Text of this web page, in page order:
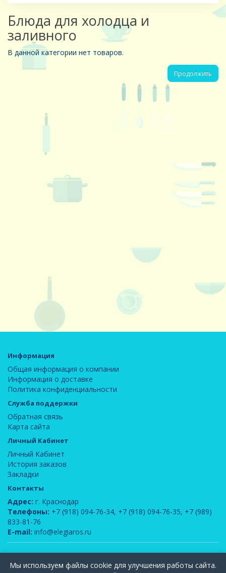
Блюда для холодца и
заливного
В данной категории нет товаров.
Продолжить
Информация
Общая информация о компании
Информация о доставке
Политика конфиденциальности
Служба поддержки
Обратная связь
Карта сайта
Личный Кабинет
Личный Кабинет
История заказов
Закладки
Контакты
Адрес: г. Краснодар
Телефоны: +7 (918) 094-76-34, +7 (918) 094-76-35, +7 (989)
833-81-76
E-mail: info@elegiaros.ru
Вся информация, содержащаяся на данном сайте, является интеллектуальной
Мы используем файлы cookie для улучшения работы сайта.